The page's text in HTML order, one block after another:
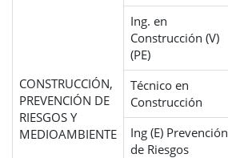
CONSTRUCCIÓN,
PREVENCIÓN DE
RIESGOS Y
MEDIOAMBIENTE
Ing. en
Construcción (V)
(PE)
Técnico en
Construcción
Ing (E) Prevención
de Riesgos